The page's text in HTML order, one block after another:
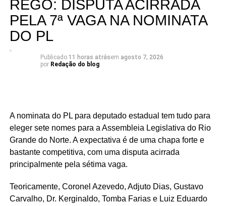
briga interna do União Progressista promete ser uma das
mais interessantes da eleição para a Assembleia
Legislativa em 2026.
RÊGO: DISPUTA ACIRRADA
PELA 7ª VAGA NA NOMINATA
DO PL
Publicado 11 horas atrásem agosto 7, 2026
por Redação do blog
A nominata do PL para deputado estadual tem tudo para
eleger sete nomes para a Assembleia Legislativa do Rio
Grande do Norte. A expectativa é de uma chapa forte e
bastante competitiva, com uma disputa acirrada
principalmente pela sétima vaga.
Teoricamente, Coronel Azevedo, Adjuto Dias, Gustavo
Carvalho, Dr. Kerginaldo, Tomba Farias e Luiz Eduardo